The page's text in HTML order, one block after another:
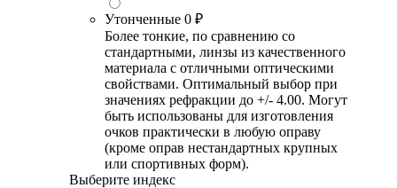
Утонченные 0 ₽
Более тонкие, по сравнению со
стандартными, линзы из качественного
материала с отличными оптическими
свойствами. Оптимальный выбор при
значениях рефракции до +/- 4.00. Могут
быть использованы для изготовления
очков практически в любую оправу
(кроме оправ нестандартных крупных
или спортивных форм).
Выберите индекс